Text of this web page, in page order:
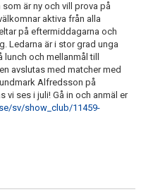
är ny och vill prova på
aktiva från alla
på eftermiddagarna och
Ledarna är i stor grad unga
och mellanmål till
avslutas med matcher med
Alfredsson på
vi ses i juli! Gå in och anmäl er
sv/show_club/11459-